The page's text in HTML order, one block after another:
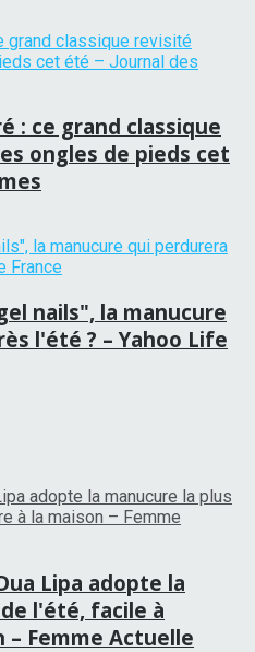
: ce grand classique
ongles de pieds cet
nails", la manucure
l'été ? – Yahoo Life
Lipa adopte la
l'été, facile à
– Femme Actuelle